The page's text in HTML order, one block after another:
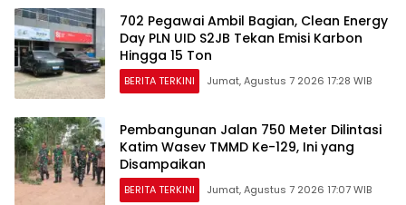
702 Pegawai Ambil Bagian, Clean Energy
Day PLN UID S2JB Tekan Emisi Karbon
Hingga 15 Ton
BERITA TERKINI Jumat, Agustus 7 2026 17:28 WIB
Pembangunan Jalan 750 Meter Dilintasi
Katim Wasev TMMD Ke-129, Ini yang
Disampaikan
BERITA TERKINI Jumat, Agustus 7 2026 17:07 WIB